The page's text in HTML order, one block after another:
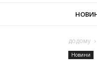
додому
Новини